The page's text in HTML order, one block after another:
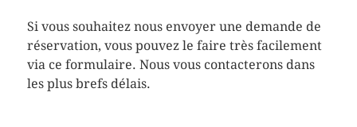
Si vous souhaitez nous envoyer une demande de
réservation, vous pouvez le faire très facilement
via ce formulaire. Nous vous contacterons dans
les plus brefs délais.